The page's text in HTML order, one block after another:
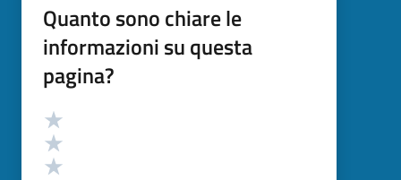
Quanto sono chiare le
informazioni su questa
pagina?
Valutazione